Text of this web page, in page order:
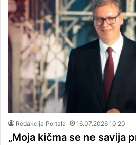
Redakcija Portala 16.07.2026 10:20
„Moja kičma se ne savija